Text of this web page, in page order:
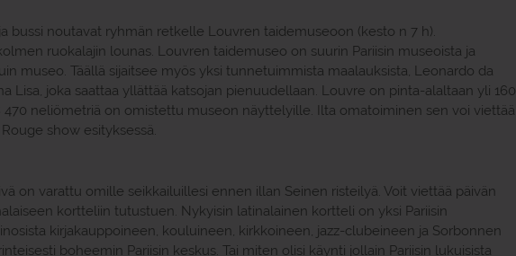
bussi noutavat ryhmän retkelle Louvren taidemuseoon (kesto n 7 h).
ruokalajin lounas. Louvren taidemuseo on suurin Pariisin museoista ja
museo. Täällä sijaitsee myös yksi tunnetuimmista maalauksista, Leonardo da
Lisa, joka saattaa yllättää katsojan pienuudellaan. Louvre on pinta-alaltaan yli 160
470 neliömetriä on omistettu museon näyttelyille. Ilta omatoiminen sen voi viettää
show esityksessä.
on varattu omille seikkailuillesi ennen illan Seinen risteilyä. Voit viettää päivän
kortteliin tutustuen. Nykyisin latinalainen kortteli on yksi Pariisin
kirjakauppoineen, kouluineen, kirkkoineen, jazz-clubeineen ja Sorbonnen
boheemin Pariisin keskus. Tai miten olisi käynti jollain Pariisin lukuisista